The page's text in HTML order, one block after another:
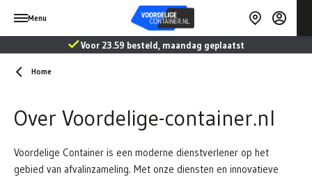
Menu
Voor 23.59 besteld, maandag geplaatst
Home
Over Voordelige-container.nl
Voordelige Container is een moderne dienstverlener op het
gebied van afvalinzameling. Met onze diensten en innovatieve